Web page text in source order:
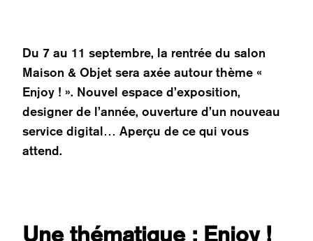
Du 7 au 11 septembre, la rentrée du salon
Maison & Objet sera axée autour thème «
Enjoy ! ». Nouvel espace d’exposition,
designer de l’année, ouverture d’un nouveau
service digital… Aperçu de ce qui vous
attend.
Une thématique : Enjoy !